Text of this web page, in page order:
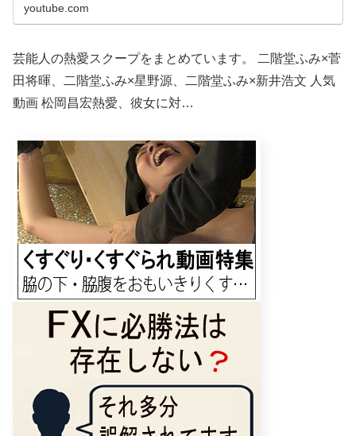
youtube.com
芸能人の熱愛スクープをまとめています。 二階堂ふみ×菅
田将暉、二階堂ふみ×星野源、二階堂ふみ×新井浩文 人気
動画 松岡昌宏熱愛、彼女に対…